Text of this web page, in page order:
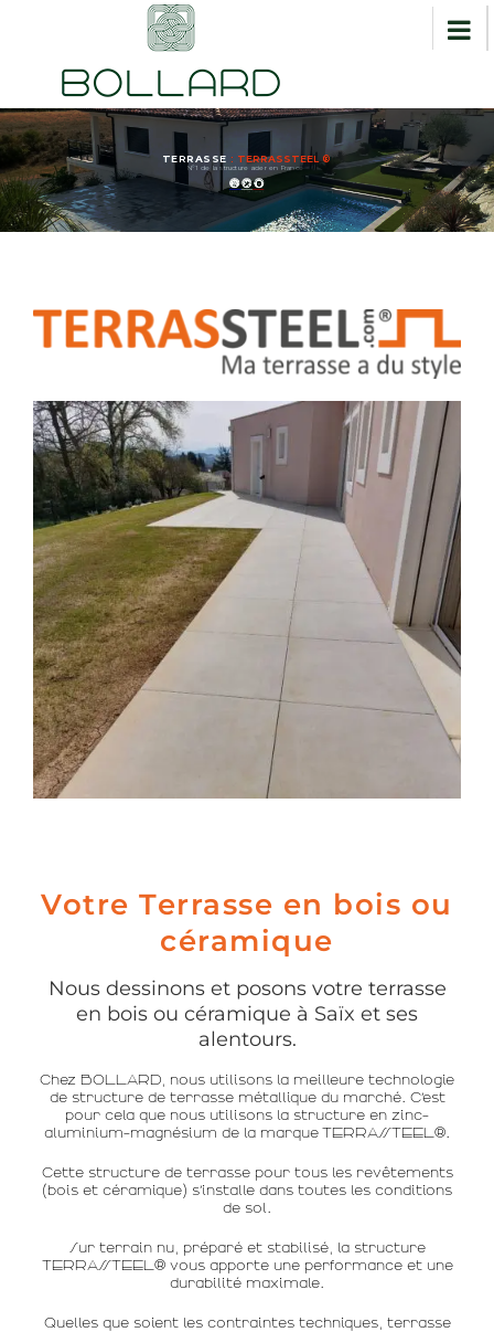
TERRASSE : TERRASSTEEL ®
N°1 de la structure acier en France
Votre Terrasse en bois ou
céramique
Nous dessinons et posons votre terrasse
en bois ou céramique à Saïx et ses
alentours.
Chez BOLLARD, nous utilisons la meilleure technologie
de structure de terrasse métallique du marché. C’est
pour cela que nous utilisons la structure en zinc-
aluminium-magnésium de la marque TERRASSTEEL®.
Cette structure de terrasse pour tous les revêtements
(bois et céramique) s’installe dans toutes les conditions
de sol.
Sur terrain nu, préparé et stabilisé, la structure
TERRASSTEEL® vous apporte une performance et une
durabilité maximale.
Quelles que soient les contraintes techniques, terrasse